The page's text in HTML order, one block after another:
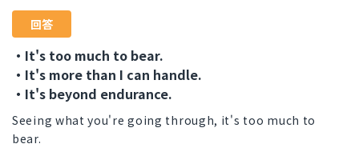
回答
・It's too much to bear.
・It's more than I can handle.
・It's beyond endurance.
Seeing what you're going through, it's too much to
bear.